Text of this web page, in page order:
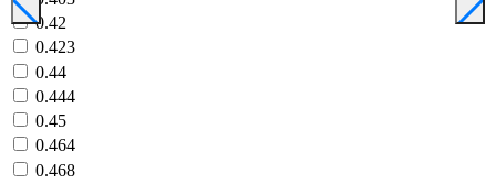
0.42
0.423
0.44
0.444
0.45
0.464
0.468